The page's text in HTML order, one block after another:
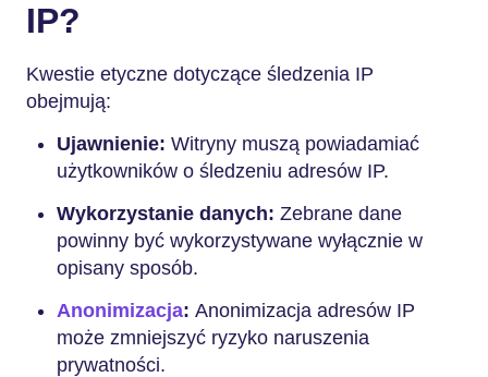
IP?
Kwestie etyczne dotyczące śledzenia IP
obejmują:
Ujawnienie: Witryny muszą powiadamiać
użytkowników o śledzeniu adresów IP.
Wykorzystanie danych: Zebrane dane
powinny być wykorzystywane wyłącznie w
opisany sposób.
Anonimizacja: Anonimizacja adresów IP
może zmniejszyć ryzyko naruszenia
prywatności.